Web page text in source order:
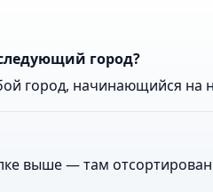
город?
город, начинающийся на
выше — там